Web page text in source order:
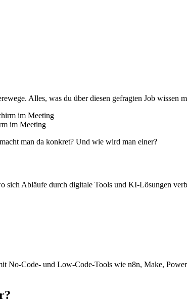
Alles, was du über diesen gefragten Job wissen
im Meeting
man da konkret? Und wie wird man einer?
Abläufe durch digitale Tools und KI-Lösungen
No-Code- und Low-Code-Tools wie n8n, Make,